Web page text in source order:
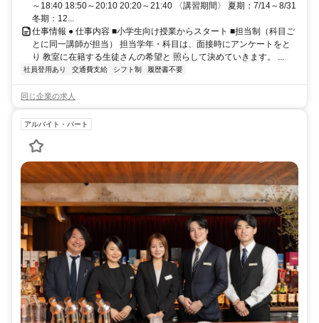
～18:40 18:50～20:10 20:20～21:40 〈講習期間〉 夏期：7/14～8/31
冬期：12...
仕事情報 ● 仕事内容 ■小学生向け授業からスタート ■担当制（科目ご
とに同一講師が担当） 担当学年・科目は、面接時にアンケートをと
り 教室に在籍する生徒さんの希望と 照らして決めていきます。 ...
社員登用あり 交通費支給 シフト制 履歴書不要
同じ企業の求人
アルバイト・パート